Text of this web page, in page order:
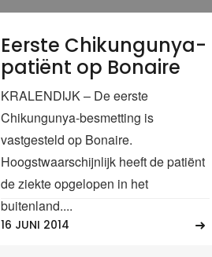
Eerste Chikungunya-
patiënt op Bonaire
KRALENDIJK – De eerste
Chikungunya-besmetting is
vastgesteld op Bonaire.
Hoogstwaarschijnlijk heeft de patiënt
de ziekte opgelopen in het
buitenland....
16 JUNI 2014